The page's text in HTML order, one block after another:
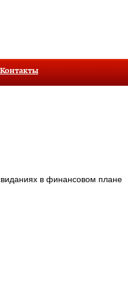
Контакты
в финансовом плане